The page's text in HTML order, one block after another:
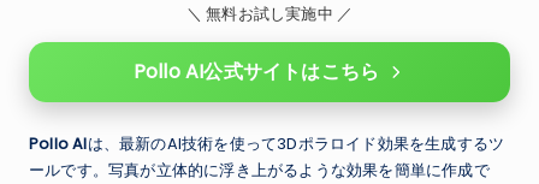
＼ 無料お試し実施中 ／
Pollo AI公式サイトはこちら
Pollo AIは、最新のAI技術を使って3Dポラロイド効果を生成するツ
ールです。写真が立体的に浮き上がるような効果を簡単に作成で